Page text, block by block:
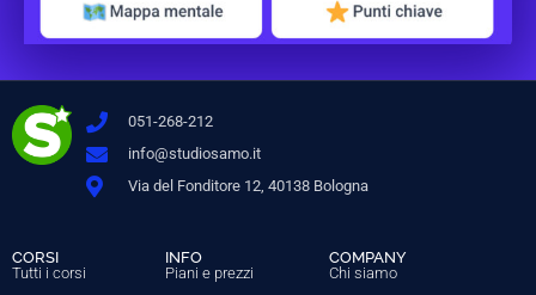
051-268-212
info@studiosamo.it
Via del Fonditore 12, 40138 Bologna
CORSI
Tutti i corsi
INFO
Piani e prezzi
COMPANY
Chi siamo